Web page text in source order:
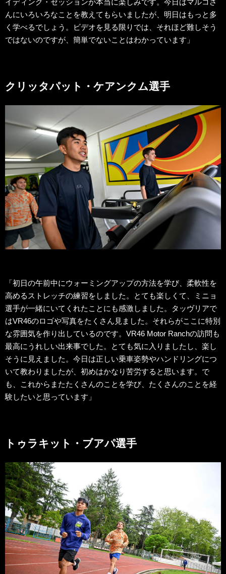
んにいろいろなことを教えてもらいましたが、明日はもっと多
く学べるでしょう。ビデオを見る限りでは、それほど難しそう
ではないのですが、簡単でないことはわかっています」
クリッタパット・ケアンクム選手
「初日の午前中にウォーミングアップの方法を学び、柔軟性を
高めるストレッチの練習をしました。とても楽しくて、ミニョ
選手が一緒にいてくれたことにも感激しました。タッヴリアで
はVR46のロゴや写真をたくさん見ました。それらがここに特別
な雰囲気を作り出しているのです。VR46 Motor Ranchの訪問も
最高にうれしい出来事でした。とても気に入りましたし、楽し
そうに見えました。今日は正しい乗車姿勢やハンドリングにつ
いて教わりましたが、初めはかなり苦労すると思います。で
も、これからまたたくさんのことを学び、たくさんのことを経
験したいと思っています」
トゥラキット・ブアパ選手